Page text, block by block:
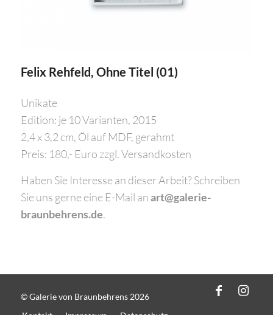
Felix Rehfeld, Ohne Titel (01)
Unikate
Edition: je 10 Varianten, 2015
2,4 x 3,2 cm, Öl auf MDF, gerahmt
Preis: 180,- Euro zzgl. Versandkosten
Haben Sie Interesse an dieser Arbeit? Schreiben
Sie uns gerne eine E-Mail anart@galerie-
braunbehrens.de.
© Galerie von Braunbehrens 2026